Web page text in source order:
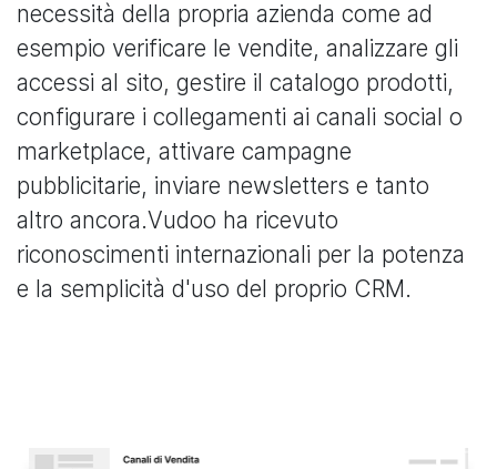
necessità della propria azienda come ad
esempio verificare le vendite, analizzare gli
accessi al sito, gestire il catalogo prodotti,
configurare i collegamenti ai canali social o
marketplace, attivare campagne
pubblicitarie, inviare newsletters e tanto
altro ancora.Vudoo ha ricevuto
riconoscimenti internazionali per la potenza
e la semplicità d'uso del proprio CRM.